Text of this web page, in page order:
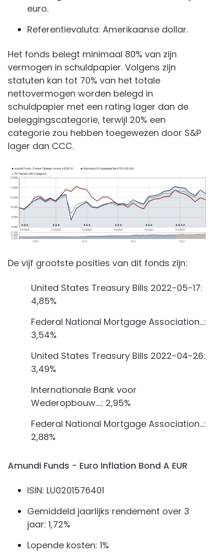
euro.
Referentievaluta: Amerikaanse dollar.
Het fonds belegt minimaal 80% van zijn
vermogen in schuldpapier. Volgens zijn
statuten kan tot 70% van het totale
nettovermogen worden belegd in
schuldpapier met een rating lager dan de
beleggingscategorie, terwijl 20% een
categorie zou hebben toegewezen door S&P
lager dan CCC.
De vijf grootste posities van dit fonds zijn:
United States Treasury Bills 2022-05-17:
4,85%
Federal National Mortgage Association…:
3,54%
United States Treasury Bills 2022-04-26:
3,49%
Internationale Bank voor
Wederopbouw....: 2,95%
Federal National Mortgage Association…:
2,88%
Amundi Funds - Euro Inflation Bond A EUR
ISIN: LU0201576401
Gemiddeld jaarlijks rendement over 3
jaar: 1,72%
Lopende kosten: 1%